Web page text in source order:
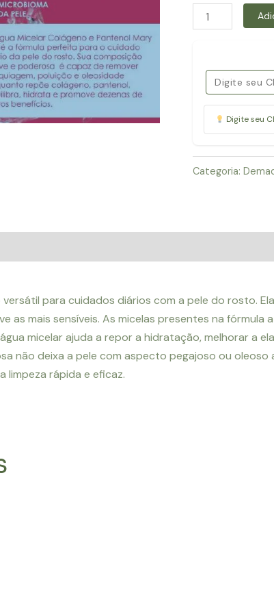
Água-
Micelar-
Pantenol
quantidade
Digite seu
Categoria:
para cuidados diários com a pele do rosto.
as mais sensíveis. As micelas presentes na fórmula
micelar ajuda a repor a hidratação, melhorar a
não deixa a pele com aspecto pegajoso ou
limpeza rápida e eficaz.